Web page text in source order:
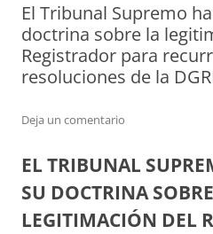
El Tribunal Supremo
doctrina sobre la
Registrador para
resoluciones de la
Deja un comentario
EL TRIBUNAL
SU DOCTRINA
LEGITIMACIÓN DEL